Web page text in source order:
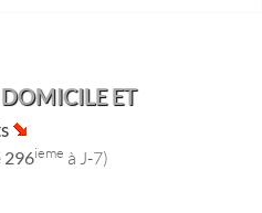
ET
296ieme à J-7)